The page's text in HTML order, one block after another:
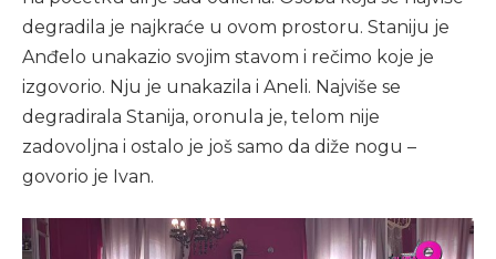
degradila je najkraće u ovom prostoru. Staniju je
Anđelo unakazio svojim stavom i rečimo koje je
izgovorio. Nju je unakazila i Aneli. Najviše se
degradirala Stanija, oronula je, telom nije
zadovoljna i ostalo je još samo da diže nogu –
govorio je Ivan.